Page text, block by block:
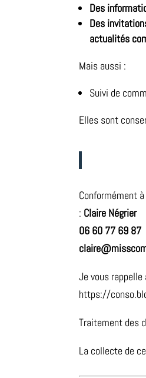
Des
Des
actualités
Mais aussi :
Suivi de
Elles sont
Conformément
: Claire Négrier
06 60 77 69 87
Je vous
https://
Traitement des
La collecte de